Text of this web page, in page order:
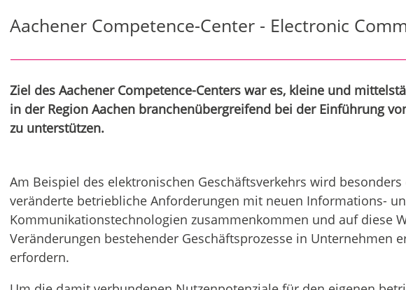
Aachener Competence-Center - Electronic
Ziel des Aachener Competence-Centers war es, kleine und
in der Region Aachen branchenübergreifend bei der Einführung
zu unterstützen.
Am Beispiel des elektronischen Geschäftsverkehrs wird
veränderte betriebliche Anforderungen mit neuen Informations-
Kommunikationstechnologien zusammenkommen und auf diese
Veränderungen bestehender Geschäftsprozesse in Unternehmen
erfordern.